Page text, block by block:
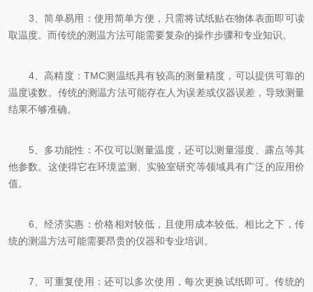
3、简单易用：使用简单方便，只需将试纸贴在物体表面即可读
取温度。而传统的测温方法可能需要复杂的操作步骤和专业知识。
4、高精度：TMC测温纸具有较高的测量精度，可以提供可靠的
温度读数。传统的测温方法可能存在人为误差或仪器误差，导致测量
结果不够准确。
5、多功能性：不仅可以测量温度，还可以测量湿度、露点等其
他参数。这使得它在环境监测、实验室研究等领域具有广泛的应用价
值。
6、经济实惠：价格相对较低，且使用成本较低。相比之下，传
统的测温方法可能需要昂贵的仪器和专业培训。
7、可重复使用：还可以多次使用，每次更换试纸即可。传统的